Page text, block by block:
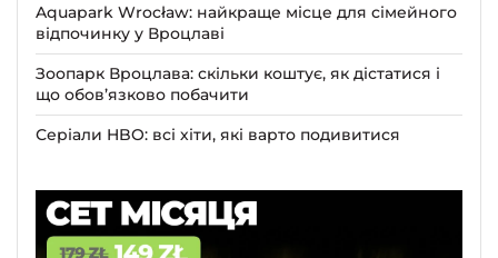
Aquapark Wrocław: найкраще місце для сімейного
відпочинку у Вроцлаві
Зоопарк Вроцлава: скільки коштує, як дістатися і
що обов’язково побачити
Серіали HBO: всі хіти, які варто подивитися